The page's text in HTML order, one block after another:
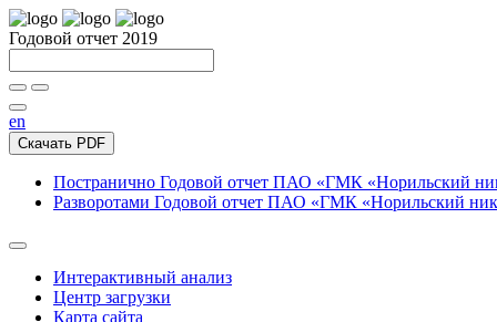
Годовой отчет 2019
en
Скачать PDF
Постранично Годовой отчет ПАО «ГМК «Норильский
Разворотами Годовой отчет ПАО «ГМК «Норильский
Интерактивный анализ
Центр загрузки
Карта сайта